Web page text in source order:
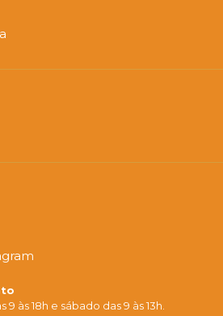
às 18h e sábado das 9 às 13h.